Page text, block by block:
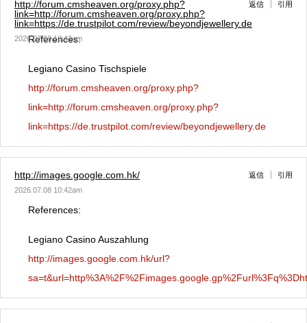
http://forum.cmsheaven.org/proxy.php?
link=http://forum.cmsheaven.org/proxy.php?
link=https://de.trustpilot.com/review/beyondjewellery.de
2026.07.08 10:42am
返信 引用
References:
Legiano Casino Tischspiele
http://forum.cmsheaven.org/proxy.php?
link=http://forum.cmsheaven.org/proxy.php?
link=https://de.trustpilot.com/review/beyondjewellery.de
http://images.google.com.hk/
2026.07.08 10:42am
返信 引用
References:
Legiano Casino Auszahlung
http://images.google.com.hk/url?